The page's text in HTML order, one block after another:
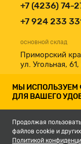
+7 (4236) 74-
+7 924 233
основной склад
Приморский
ул. Угольная, 61,
принимаем к оплате
МЫ ИСПОЛЬЗУЕМ
ДЛЯ ВАШЕГО
Продолжая
файлов cookie и
Политикой